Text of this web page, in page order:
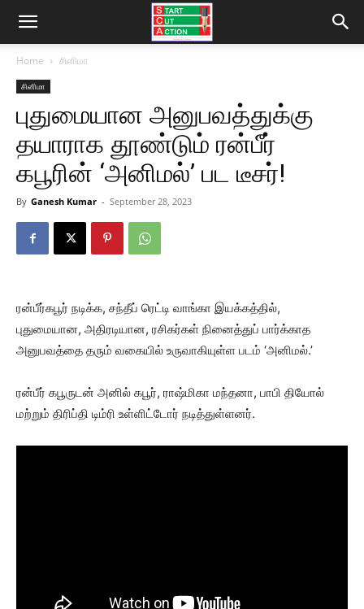
Home சினிமா
சினிமா
புதுமையான அனுபவத்துக்கு
தயாராக தூண்டும் ரன்பீர்
கபூரின் ‘அனிமல்’ பட டீசர்!
By Ganesh Kumar - September 28, 2023
ரன்பீர்கபூர் நடிக்க, சந்தீப் ரெட்டி வாங்கா இயக்கத்தில்,
புதுமையான, அதிரடியான, ரசிகர்கள் நினைத்துப் பார்க்காத
அனுபவத்தை தரும் வகையில் உருவாகியுள்ள படம் ‘அனிமல்.’
ரன்பீர் கபூருடன் அனில் கபூர், ராஷ்மிகா மந்தனா, பாபி தியோல்
மற்றும் திரிப்தி டிம்ரி உள்ளிட்டோர் நடித்துள்ளனர்.